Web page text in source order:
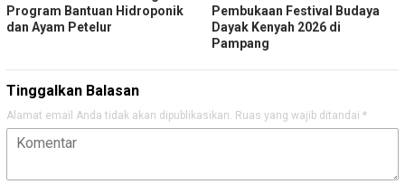
Program Bantuan Hidroponik
dan Ayam Petelur
Pembukaan Festival Budaya
Dayak Kenyah 2026 di
Pampang
Tinggalkan Balasan
Alamat email Anda tidak akan dipublikasikan. Ruas yang wajib ditandai *